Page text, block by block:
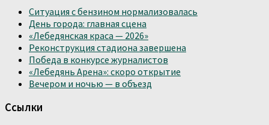
Ситуация с бензином нормализовалась
День города: главная сцена
«Лебедянская краса — 2026»
Реконструкция стадиона завершена
Победа в конкурсе журналистов
«Лебедянь Арена»: скоро открытие
Вечером и ночью — в объезд
Ссылки